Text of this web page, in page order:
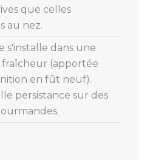
que celles
au nez.
s'installe dans une
fraîcheur (apportée
en fût neuf).
persistance sur des